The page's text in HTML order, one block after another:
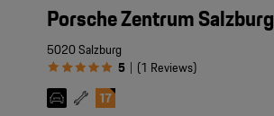
Porsche Zentrum Salzburg
5020 Salzburg
5 | (1 Reviews)